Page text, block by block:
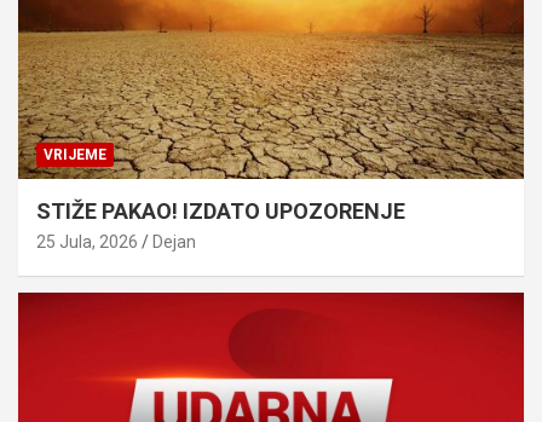
VRIJEME
STIŽE PAKAO! IZDATO UPOZORENJE
25 Jula, 2026 Dejan